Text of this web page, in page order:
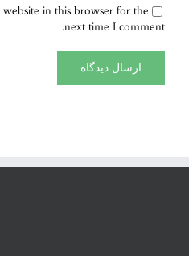
in this browser for the
next time I comment.